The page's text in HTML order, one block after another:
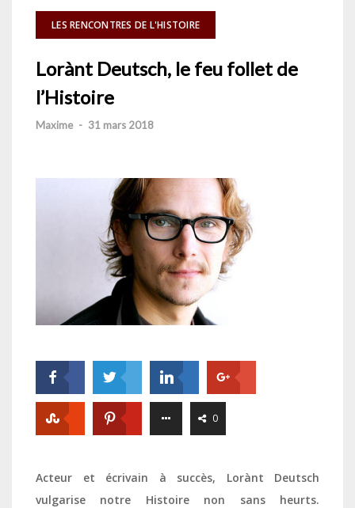
LES RENCONTRES DE L'HISTOIRE
Lorànt Deutsch, le feu follet de
l’Histoire
Maxime - 31 mars 2018
0
Acteur et écrivain à succès, Lorànt Deutsch
vulgarise notre Histoire non sans heurts.